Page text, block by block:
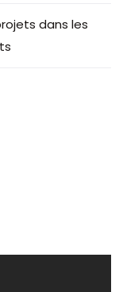
dans les